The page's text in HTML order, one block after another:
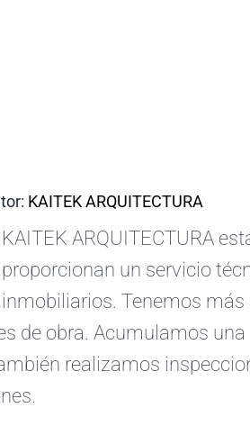
KAITEK ARQUITECTURA
KAITEK ARQUITECTURA
proporcionan un servicio
inmobiliarios. Tenemos más
de obra. Acumulamos
realizamos